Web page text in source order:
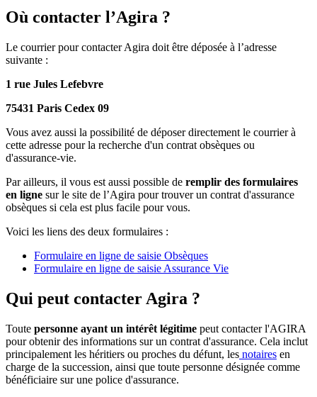
Où contacter l’Agira ?
Le courrier pour contacter Agira doit être déposée à l’adresse
suivante :
1 rue Jules Lefebvre
75431 Paris Cedex 09
Vous avez aussi la possibilité de déposer directement le courrier à
cette adresse pour la recherche d'un contrat obsèques ou
d'assurance-vie.
Par ailleurs, il vous est aussi possible de remplir des formulaires
en ligne sur le site de l’Agira pour trouver un contrat d'assurance
obsèques si cela est plus facile pour vous.
Voici les liens des deux formulaires :
Formulaire en ligne de saisie Obsèques
Formulaire en ligne de saisie Assurance Vie
Qui peut contacter Agira ?
Toute personne ayant un intérêt légitime peut contacter l'AGIRA
pour obtenir des informations sur un contrat d'assurance. Cela inclut
principalement les héritiers ou proches du défunt, les notaires en
charge de la succession, ainsi que toute personne désignée comme
bénéficiaire sur une police d'assurance.